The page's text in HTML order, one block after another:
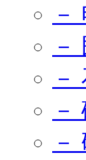
－
－
－
－